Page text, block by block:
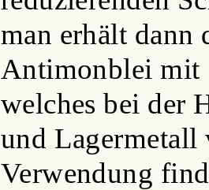
man erhält dann
Antimonblei mit
welches bei der
und Lagermetall
Verwendung